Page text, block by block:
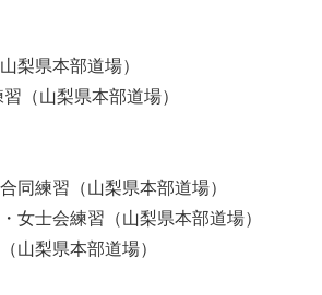
県本部道場）
（山梨県本部道場）
練習（山梨県本部道場）
士会練習（山梨県本部道場）
梨県本部道場）